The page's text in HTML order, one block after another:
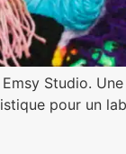
Studio.
pour un